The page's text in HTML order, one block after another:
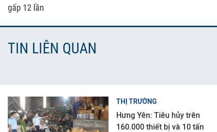
gấp 12 lần
TIN LIÊN QUAN
THỊ TRƯỜNG
Hưng Yên: Tiêu hủy trên
160.000 thiết bị và 10 tấn